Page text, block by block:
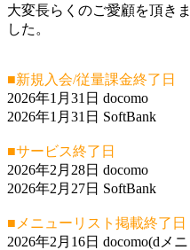
大変長らくのご愛顧を頂き
した。
■新規入会/従量課金終了日
2026年1月31日 docomo
2026年1月31日 SoftBank
■サービス終了日
2026年2月28日 docomo
2026年2月27日 SoftBank
■メニューリスト掲載終了日
2026年2月16日 docomo(dメ